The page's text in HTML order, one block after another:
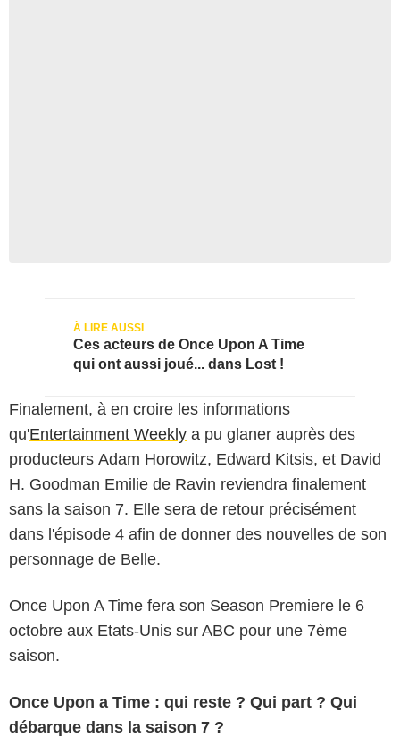
Ces acteurs de Once Upon A Time
qui ont aussi joué... dans Lost !
Finalement, à en croire les informations
qu'Entertainment Weekly a pu glaner auprès des
producteurs Adam Horowitz, Edward Kitsis, et David
H. Goodman Emilie de Ravin reviendra finalement
sans la saison 7. Elle sera de retour précisément
dans l'épisode 4 afin de donner des nouvelles de son
personnage de Belle.
Once Upon A Time fera son Season Premiere le 6
octobre aux Etats-Unis sur ABC pour une 7ème
saison.
Once Upon a Time : qui reste ? Qui part ? Qui
débarque dans la saison 7 ?